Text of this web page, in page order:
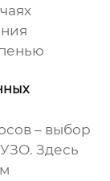
– выбор
Здесь